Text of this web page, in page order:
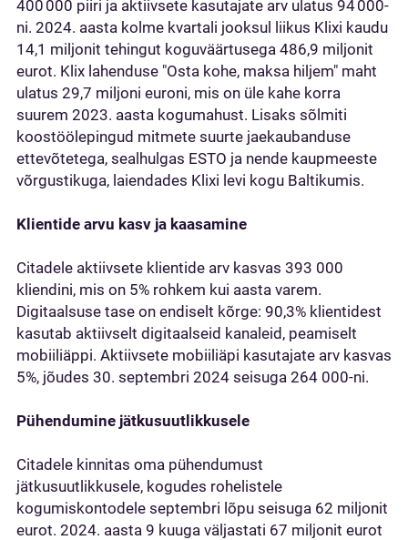
400 000 piiri ja aktiivsete kasutajate arv ulatus 94 000-
ni. 2024. aasta kolme kvartali jooksul liikus Klixi kaudu
14,1 miljonit tehingut koguväärtusega 486,9 miljonit
eurot. Klix lahenduse "Osta kohe, maksa hiljem" maht
ulatus 29,7 miljoni euroni, mis on üle kahe korra
suurem 2023. aasta kogumahust. Lisaks sõlmiti
koostöölepingud mitmete suurte jaekaubanduse
ettevõtetega, sealhulgas ESTO ja nende kaupmeeste
võrgustikuga, laiendades Klixi levi kogu Baltikumis.
Klientide arvu kasv ja kaasamine
Citadele aktiivsete klientide arv kasvas 393 000
kliendini, mis on 5% rohkem kui aasta varem.
Digitaalsuse tase on endiselt kõrge: 90,3% klientidest
kasutab aktiivselt digitaalseid kanaleid, peamiselt
mobiiliäppi. Aktiivsete mobiiliäpi kasutajate arv kasvas
5%, jõudes 30. septembri 2024 seisuga 264 000-ni.
Pühendumine jätkusuutlikkusele
Citadele kinnitas oma pühendumust
jätkusuutlikkusele, kogudes rohelistele
kogumiskontodele septembri lõpu seisuga 62 miljonit
eurot. 2024. aasta 9 kuuga väljastati 67 miljonit eurot